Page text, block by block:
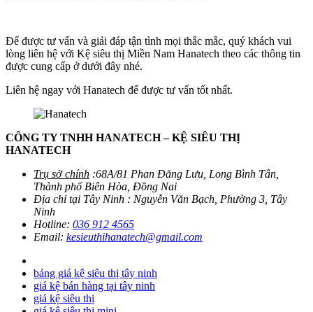
Để được tư vấn và giải đáp tận tình mọi thắc mắc, quý khách vui
lòng liên hệ với Kệ siêu thị Miền Nam Hanatech theo các thông tin
được cung cấp ở dưới đây nhé.
Liên hệ ngay với Hanatech để được tư vấn tốt nhất.
CÔNG TY TNHH HANATECH – KỆ SIÊU THỊ
HANATECH
Trụ sở chính :68A/81 Phan Đăng Lưu, Long Bình Tân,
Thành phố Biên Hòa, Đồng Nai
Địa chỉ tại Tây Ninh : Nguyễn Văn Bạch, Phường 3, Tây
Ninh
Hotline: 036 912 4565
Email: kesieuthihanatech@gmail.com
bảng giá kệ siêu thị tây ninh
giá kệ bán hàng tại tây ninh
giá kệ siêu thị